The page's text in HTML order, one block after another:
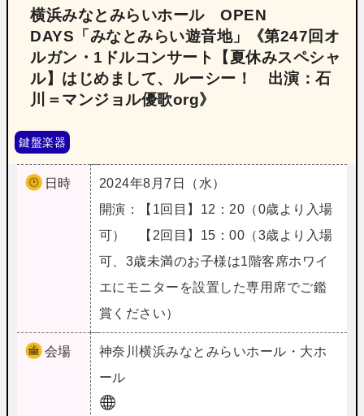
横浜みなとみらいホール OPEN
DAYS「みなとみらい遊音地」《第247回オ
ルガン・1ドルコンサート【夏休みスペシャ
ル】はじめまして、ルーシー！ 出演：石
川＝マンジョル優歌org》
鍵盤楽器
日時
2024年8月7日（水）
開演：【1回目】12：20（0歳より入場
可） 【2回目】15：00（3歳より入場
可、3歳未満のお子様は1階客席ホワイ
エにモニターを設置した専用席でご鑑
賞ください）
会場 神奈川横浜みなとみらいホール・大ホ
ール